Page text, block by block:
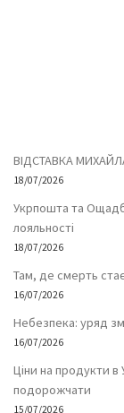
ВІДСТАВКА
18/07/2026
Укрпошта та
лояльності
18/07/2026
Там, де смерть
16/07/2026
Небезпека: уряд
16/07/2026
Ціни на продукти
подорожчати
15/07/2026